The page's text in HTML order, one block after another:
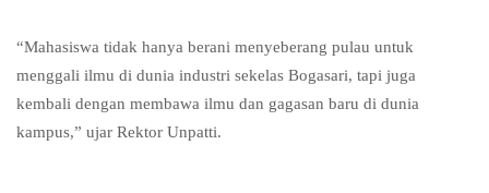
“Mahasiswa tidak hanya berani menyeberang pulau untuk
menggali ilmu di dunia industri sekelas Bogasari, tapi juga
kembali dengan membawa ilmu dan gagasan baru di dunia
kampus,” ujar Rektor Unpatti.